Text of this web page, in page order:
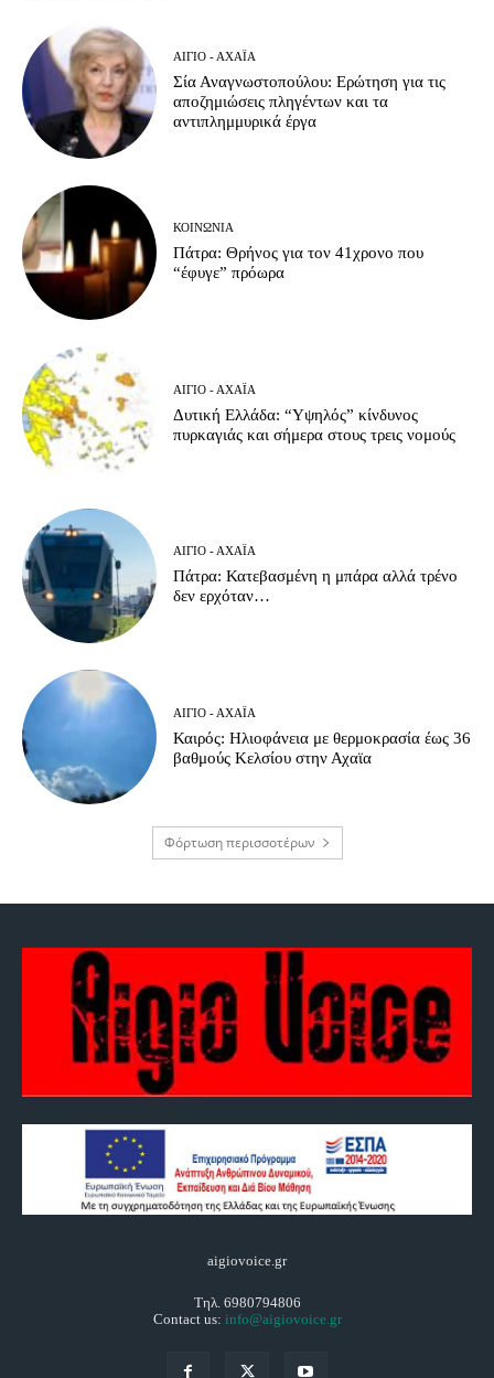
ΑΊΓΙΟ - ΑΧΑΪ́Α
Σία Αναγνωστοπούλου: Ερώτηση για τις
αποζημιώσεις πληγέντων και τα
αντιπλημμυρικά έργα
ΚΟΙΝΩΝΊΑ
Πάτρα: Θρήνος για τον 41χρονο που
“έφυγε” πρόωρα
ΑΊΓΙΟ - ΑΧΑΪ́Α
Δυτική Ελλάδα: “Υψηλός” κίνδυνος
πυρκαγιάς και σήμερα στους τρεις νομούς
ΑΊΓΙΟ - ΑΧΑΪ́Α
Πάτρα: Κατεβασμένη η μπάρα αλλά τρένο
δεν ερχόταν…
ΑΊΓΙΟ - ΑΧΑΪ́Α
Καιρός: Ηλιοφάνεια με θερμοκρασία έως 36
βαθμούς Κελσίου στην Αχαϊα
Φόρτωση περισσοτέρων
aigiovoice.gr
Τηλ. 6980794806
Contact us: info@aigiovoice.gr